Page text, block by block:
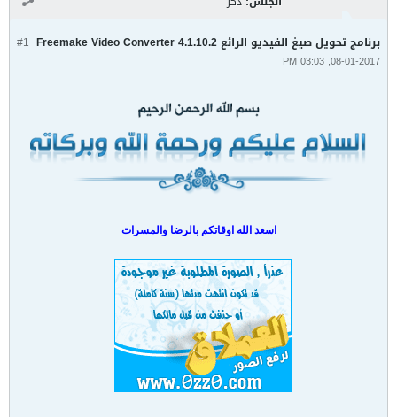
#1 برنامج تحويل صيغ الفيديو الرائع Freemake Video Converter 4.1.10.2
08-01-2017, 03:03 PM
اسعد الله اوقاتكم بالرضا والمسرات